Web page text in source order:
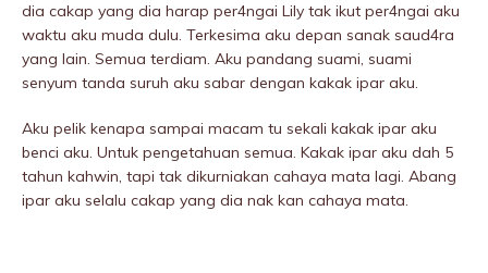
dia cakap yang dia harap per4ngai Lily tak ikut per4ngai aku
waktu aku muda dulu. Terkesima aku depan sanak saud4ra
yang lain. Semua terdiam. Aku pandang suami, suami
senyum tanda suruh aku sabar dengan kakak ipar aku.
Aku pelik kenapa sampai macam tu sekali kakak ipar aku
benci aku. Untuk pengetahuan semua. Kakak ipar aku dah 5
tahun kahwin, tapi tak dikurniakan cahaya mata lagi. Abang
ipar aku selalu cakap yang dia nak kan cahaya mata.